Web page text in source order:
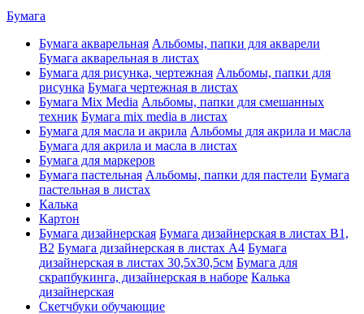
Бумага
Бумага акварельная Альбомы, папки для акварели
Бумага акварельная в листах
Бумага для рисунка, чертежная Альбомы, папки для
рисунка Бумага чертежная в листах
Бумага Mix Media Альбомы, папки для смешанных
техник Бумага mix media в листах
Бумага для масла и акрила Альбомы для акрила и масла
Бумага для акрила и масла в листах
Бумага для маркеров
Бумага пастельная Альбомы, папки для пастели Бумага
пастельная в листах
Калька
Картон
Бумага дизайнерская Бумага дизайнерская в листах В1,
В2 Бумага дизайнерская в листах А4 Бумага
дизайнерская в листах 30,5х30,5см Бумага для
скрапбукинга, дизайнерская в наборе Калька
дизайнерская
Скетчбуки обучающие